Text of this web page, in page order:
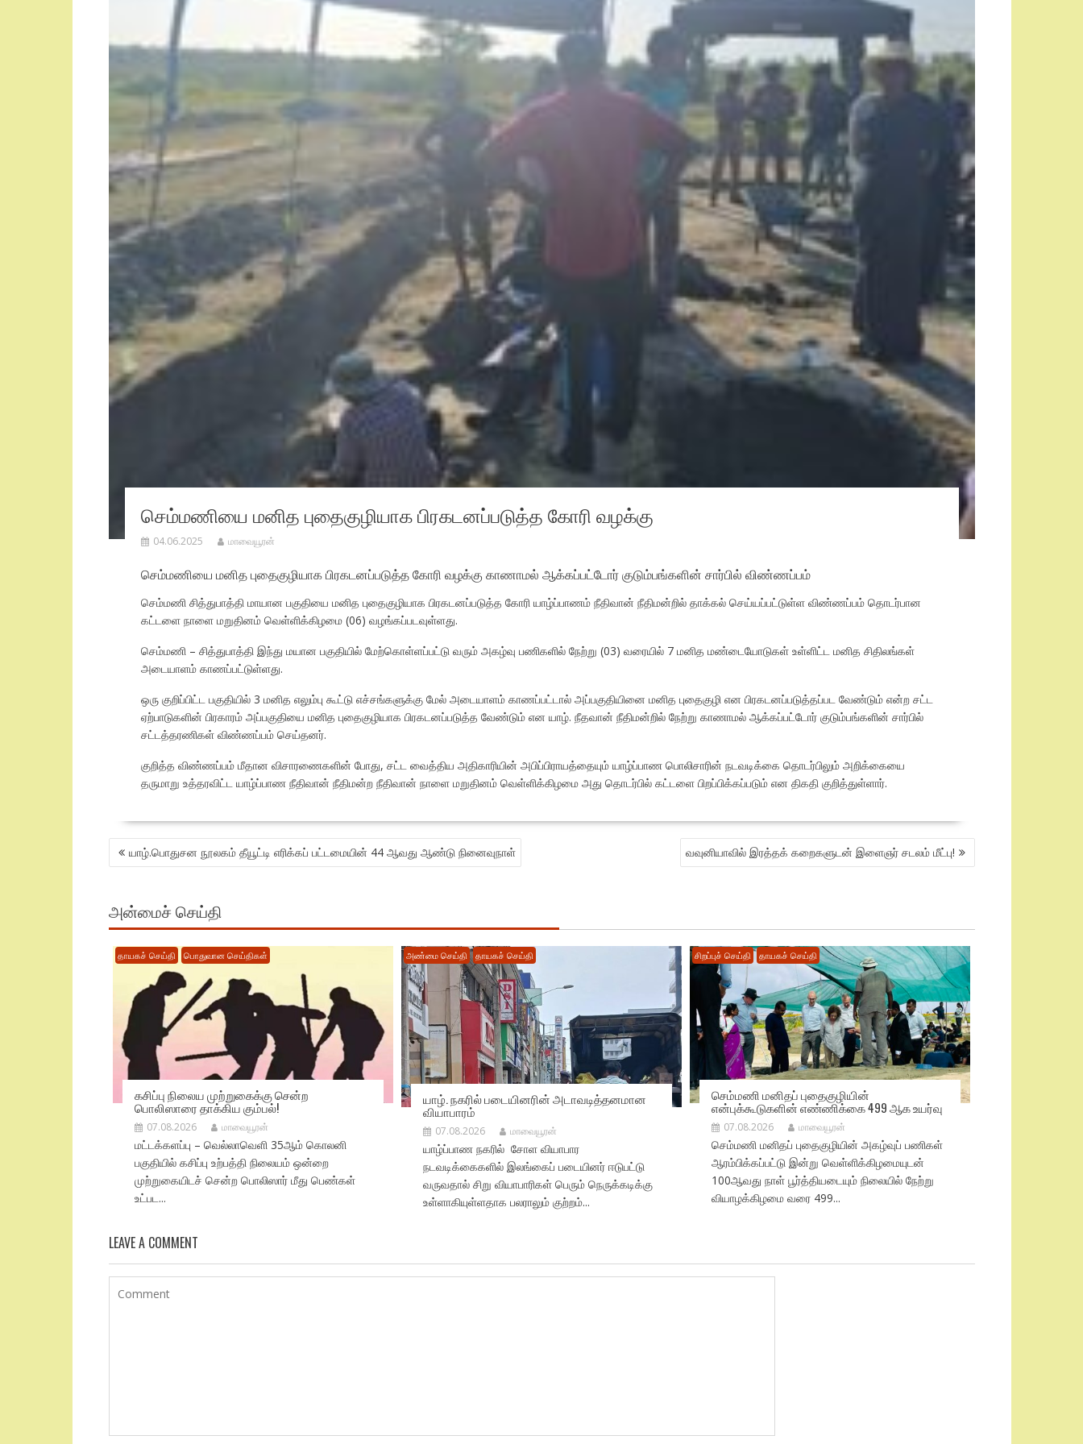
செம்மணியை மனித புதைகுழியாக பிரகடனப்படுத்த கோரி வழக்கு
04.06.2025 மாவையூரன்
செம்மணியை மனித புதைகுழியாக பிரகடனப்படுத்த கோரி வழக்கு காணாமல் ஆக்கப்பட்டோர் குடும்பங்களின் சார்பில் விண்ணப்பம்
செம்மணி சித்துபாத்தி மாயான பகுதியை மனித புதைகுழியாக பிரகடனப்படுத்த கோரி யாழ்ப்பாணம் நீதிவான் நீதிமன்றில் தாக்கல் செய்யப்பட்டுள்ள விண்ணப்பம் தொடர்பான
கட்டளை நாளை மறுதினம் வெள்ளிக்கிழமை (06) வழங்கப்படவுள்ளது.
செம்மணி – சித்துபாத்தி இந்து மயான பகுதியில் மேற்கொள்ளப்பட்டு வரும் அகழ்வு பணிகளில் நேற்று (03) வரையில் 7 மனித மண்டையோடுகள் உள்ளிட்ட மனித சிதிலங்கள்
அடையாளம் காணப்பட்டுள்ளது.
ஒரு குறிப்பிட்ட பகுதியில் 3 மனித எலும்பு கூட்டு எச்சங்களுக்கு மேல் அடையாளம் காணப்பட்டால் அப்பகுதியினை மனித புதைகுழி என பிரகடனப்படுத்தப்பட வேண்டும் என்ற சட்ட
ஏற்பாடுகளின் பிரகாரம் அப்பகுதியை மனித புதைகுழியாக பிரகடனப்படுத்த வேண்டும் என யாழ். நீதவான் நீதிமன்றில் நேற்று காணாமல் ஆக்கப்பட்டோர் குடும்பங்களின் சார்பில்
சட்டத்தரணிகள் விண்ணப்பம் செய்தனர்.
குறித்த விண்ணப்பம் மீதான விசாரணைகளின் போது, சட்ட வைத்திய அதிகாரியின் அபிப்பிராயத்தையும் யாழ்ப்பாண பொலிசாரின் நடவடிக்கை தொடர்பிலும் அறிக்கையை
தருமாறு உத்தரவிட்ட யாழ்ப்பாண நீதிவான் நீதிமன்ற நீதிவான் நாளை மறுதினம் வெள்ளிக்கிழமை அது தொடர்பில் கட்டளை பிறப்பிக்கப்படும் என திகதி குறித்துள்ளார்.
POST
NAVIGATION
யாழ்.பொதுசன நூலகம் தீயூட்டி எரிக்கப் பட்டமையின் 44 ஆவது ஆண்டு நினைவுநாள் வவுனியாவில் இரத்தக் கறைகளுடன் இளைஞர் சடலம் மீட்பு!
அன்மைச் செய்தி
தாயகச் செய்தி பொதுவான செய்திகள்
கசிப்பு நிலைய முற்றுகைக்கு சென்ற
பொலிஸாரை தாக்கிய கும்பல்!
07.08.2026 மாவையூரன்
மட்டக்களப்பு – வெல்லாவெளி 35ஆம் கொலனி
பகுதியில் கசிப்பு உற்பத்தி நிலையம் ஒன்றை
முற்றுகையிடச் சென்ற பொலிஸார் மீது பெண்கள்
உட்பட...
அண்மை செய்தி தாயகச் செய்தி
யாழ். நகரில் படையினரின் அடாவடித்தனமான
வியாபாரம்
07.08.2026 மாவையூரன்
யாழ்ப்பாண நகரில் சோள வியாபார
நடவடிக்கைகளில் இலங்கைப் படையினர் ஈடுபட்டு
வருவதால் சிறு வியாபாரிகள் பெரும் நெருக்கடிக்கு
உள்ளாகியுள்ளதாக பலராலும் குற்றம்...
சிறப்புச் செய்தி தாயகச் செய்தி
செம்மணி மனிதப் புதைகுழியின்
என்புக்கூடுகளின் எண்ணிக்கை 499 ஆக உயர்வு
07.08.2026 மாவையூரன்
செம்மணி மனிதப் புதைகுழியின் அகழ்வுப் பணிகள்
ஆரம்பிக்கப்பட்டு இன்று வெள்ளிக்கிழமையுடன்
100ஆவது நாள் பூர்த்தியடையும் நிலையில் நேற்று
வியாழக்கிழமை வரை 499...
LEAVE A COMMENT